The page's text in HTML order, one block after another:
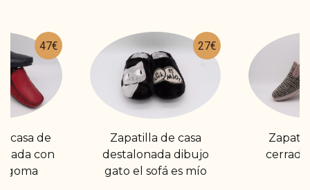
47€
casa de
con
goma
27€
Zapatilla de casa
destalonada dibujo
gato el sofá es mío